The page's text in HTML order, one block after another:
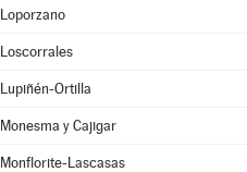
Loporzano
Loscorrales
Lupiñén-Ortilla
Monesma y Cajigar
Monflorite-Lascasas